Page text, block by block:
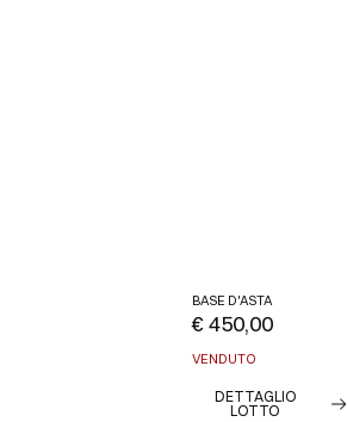
BASE D'ASTA
€ 450,00
VENDUTO
DETTAGLIO
LOTTO